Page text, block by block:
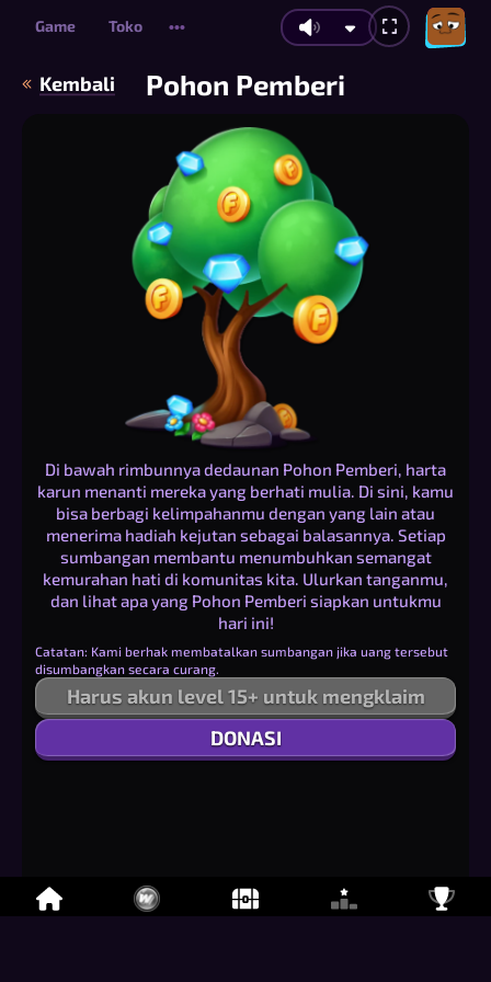
Game Toko •••
Kembali Pohon Pemberi
Di bawah rimbunnya dedaunan Pohon Pemberi, harta
karun menanti mereka yang berhati mulia. Di sini, kamu
bisa berbagi kelimpahanmu dengan yang lain atau
menerima hadiah kejutan sebagai balasannya. Setiap
sumbangan membantu menumbuhkan semangat
kemurahan hati di komunitas kita. Ulurkan tanganmu,
dan lihat apa yang Pohon Pemberi siapkan untukmu
hari ini!
Catatan: Kami berhak membatalkan sumbangan jika uang tersebut
disumbangkan secara curang.
Harus akun level 15+ untuk mengklaim
DONASI